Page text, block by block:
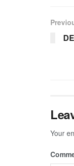
Your